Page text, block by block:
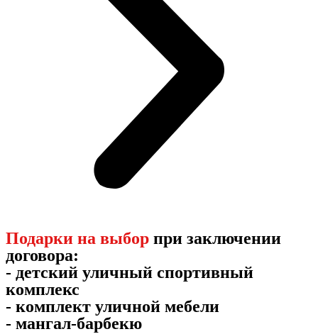
Подарки на выбор при заключении
договора:
- детский уличный спортивный
комплекс
- комплект уличной мебели
- мангал-барбекю